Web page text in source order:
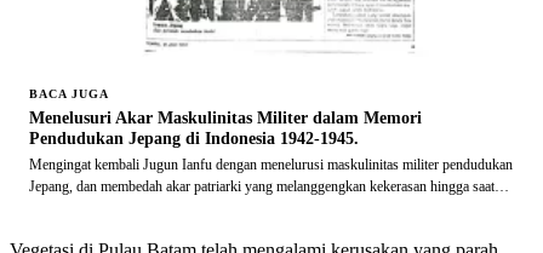
BACA JUGA
Menelusuri Akar Maskulinitas Militer dalam Memori
Pendudukan Jepang di Indonesia 1942-1945.
Mengingat kembali Jugun Ianfu dengan menelurusi maskulinitas militer pendudukan
Jepang, dan membedah akar patriarki yang melanggengkan kekerasan hingga saat